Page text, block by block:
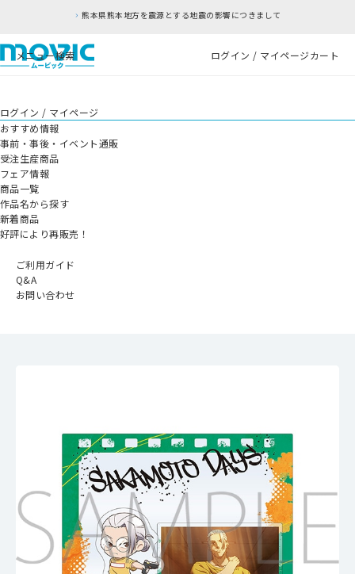
熊本地方を震源とする地震の影響につきまして
メニュー検索 ログイン / マイページカート
ログイン / マイページ
おすすめ情報
事前・事後・イベント通販
受注生産商品
フェア情報
商品一覧
作品名から探す
新着商品
好評により再販売！
ご利用ガイド
Q&A
お問い合わせ